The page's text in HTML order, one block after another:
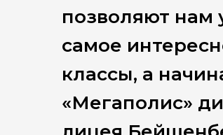
позволяют нам
самое
классы, а
«Мегаполис»